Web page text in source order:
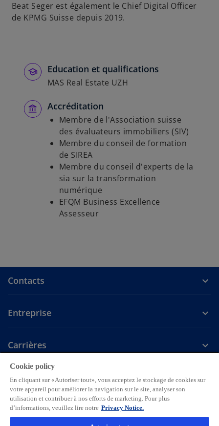
n
l
o
g
l
e
t
Beat Seger est également le Chief Digital Officer
de KPMG Suisse depuis 2019.
Education et qualifications
MAS Real Estate UZH
Accréditation
Membre de l'Association suisse
des évaluateurs immobiliers (SIV)
Membre du conseil de formation
de SIREA
Membre du conseil d'experts de la
sia sur la transformation
numérique
EFQM Business Excellence
Assesseur
Contacts
Entreprise
Carrières
’
o
u
v
’
o
u
v
r
’
o
u
v
’
o
u
’
o
u
Avis jurisdiqueConfidentialitéAccessibilitéAide
Paramètres des cookies
© 2026 KPMG SA, société anonyme suisse, est une société du groupe
Cookie policy
En cliquant sur «Autoriser tout», vous acceptez le stockage de cookies sur
votre appareil pour améliorer la navigation sur le site, analyser son
utilisation et contribuer à nos efforts de marketing. Pour plus
d’informations, veuillez lire notre Privacy Notice.